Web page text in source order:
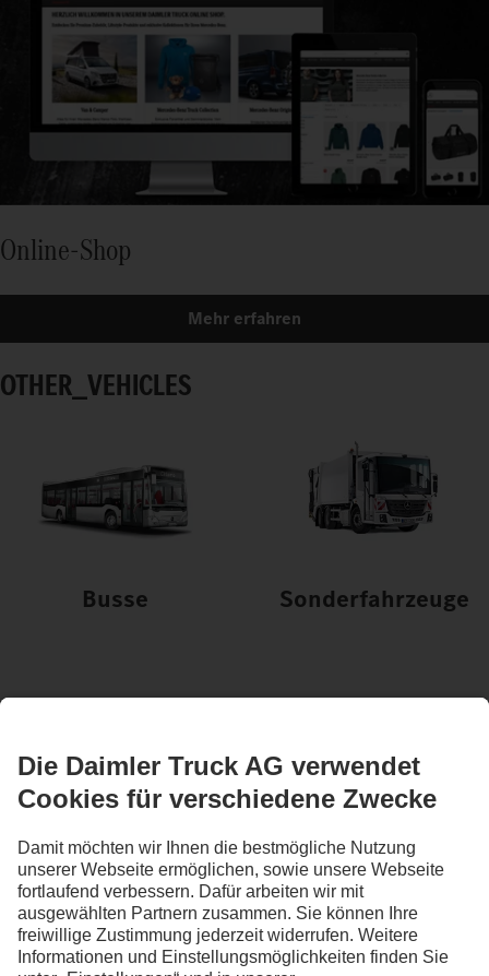
Online-Shop
Mehr erfahren
OTHER_VEHICLES
Busse Sonderfahrzeuge
Entdecke Mercedes-Benz Trucks auf unseren digitalen
Kanälen.